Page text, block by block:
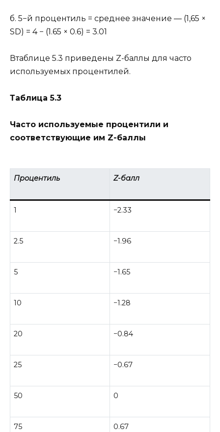
б. 5−й процентиль = среднее значение — (1,65 ×
SD) = 4 − (1.65 × 0.6) = 3.01
Втаблице 5.3 приведены Z-баллы для часто
используемых процентилей.
Таблица 5.3
Часто используемые процентили и
соответствующие им Z-баллы
Процентиль Z-балл
1 −2.33
2.5 −1.96
5 −1.65
10 −1.28
20 −0.84
25 −0.67
50 0
75 0.67